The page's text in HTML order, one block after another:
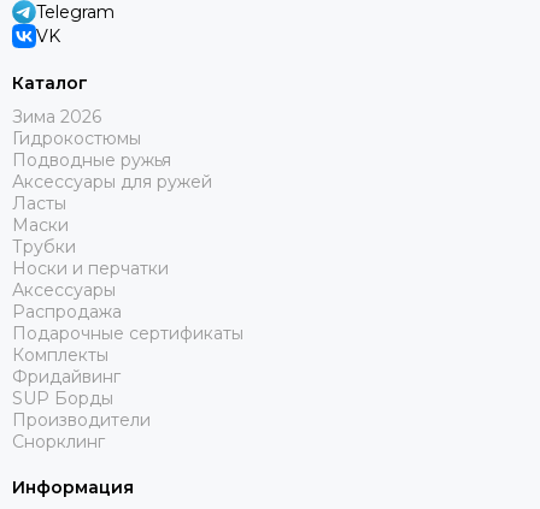
Telegram
VK
Каталог
Зима 2026
Гидрокостюмы
Подводные ружья
Аксессуары для ружей
Ласты
Маски
Трубки
Носки и перчатки
Аксессуары
Распродажа
Подарочные сертификаты
Комплекты
Фридайвинг
SUP Борды
Производители
Снорклинг
Информация